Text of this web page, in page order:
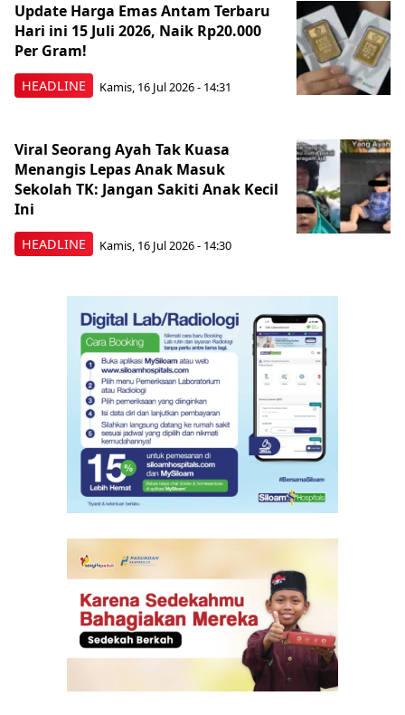
HEADLINE
Update Harga Emas Antam Terbaru
Hari ini 15 Juli 2026, Naik Rp20.000
Per Gram!
Kamis, 16 Jul 2026 - 14:31
HEADLINE
Viral Seorang Ayah Tak Kuasa
Menangis Lepas Anak Masuk
Sekolah TK: Jangan Sakiti Anak Kecil
Ini
Kamis, 16 Jul 2026 - 14:30